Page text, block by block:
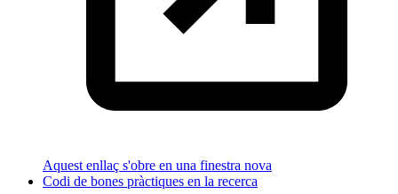
Aquest enllaç s'obre en una finestra nova
Codi de bones pràctiques en la recerca